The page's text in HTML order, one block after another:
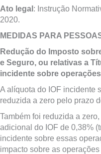
Ato legal : Instrução
2020.
MEDIDAS PARA
Redução do Imposto
e Seguro, ou relativas a
incidente sobre
A alíquota do IOF incidente
reduzida a zero pelo prazo
Também foi reduzida a
adicional do IOF de 0,38%
incidente sobre essas
impacto sobre as